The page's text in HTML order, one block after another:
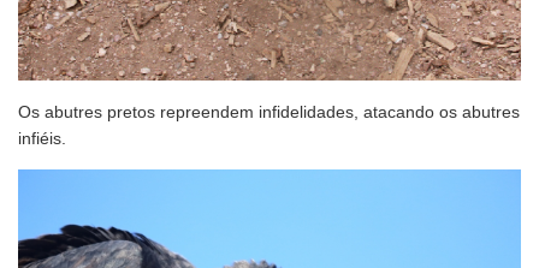
Os abutres pretos repreendem infidelidades, atacando os abutres
infiéis.